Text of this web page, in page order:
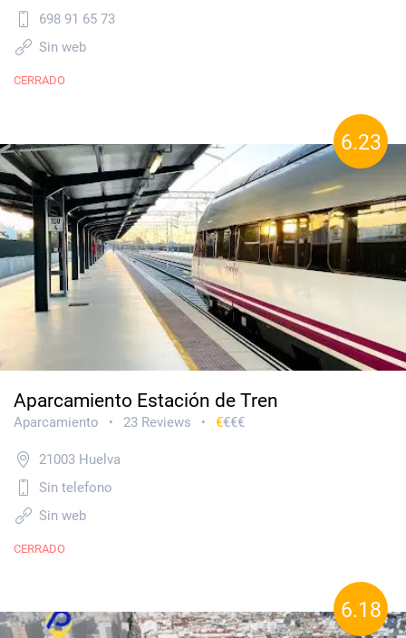
698 91 65 73
Sin web
CERRADO
6.23
Aparcamiento Estación de Tren
Aparcamiento • 23 Reviews • €€€€
21003 Huelva
Sin telefono
Sin web
CERRADO
6.18